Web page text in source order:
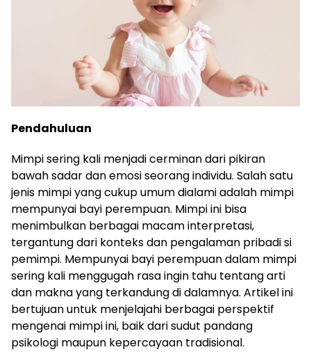
Pendahuluan
Mimpi sering kali menjadi cerminan dari pikiran
bawah sadar dan emosi seorang individu. Salah satu
jenis mimpi yang cukup umum dialami adalah mimpi
mempunyai bayi perempuan. Mimpi ini bisa
menimbulkan berbagai macam interpretasi,
tergantung dari konteks dan pengalaman pribadi si
pemimpi. Mempunyai bayi perempuan dalam mimpi
sering kali menggugah rasa ingin tahu tentang arti
dan makna yang terkandung di dalamnya. Artikel ini
bertujuan untuk menjelajahi berbagai perspektif
mengenai mimpi ini, baik dari sudut pandang
psikologi maupun kepercayaan tradisional.